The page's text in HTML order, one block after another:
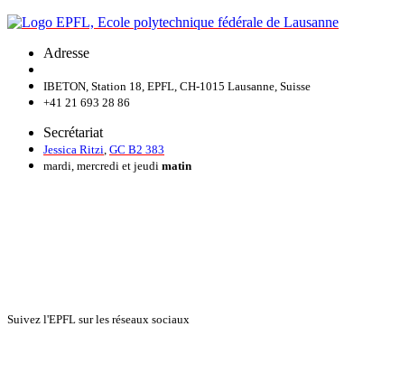
Adresse
IBETON, Station 18, EPFL, CH-1015 Lausanne, Suisse
+41 21 693 28 86
Secrétariat
Jessica Ritzi GC B2 383
mardi, mercredi et jeudi matin
Suivez l'EPFL sur les réseaux sociaux